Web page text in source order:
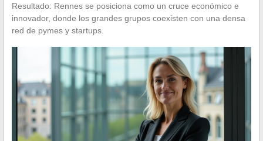
Resultado: Rennes se posiciona como un cruce económico e
innovador, donde los grandes grupos coexisten con una densa
red de pymes y startups.